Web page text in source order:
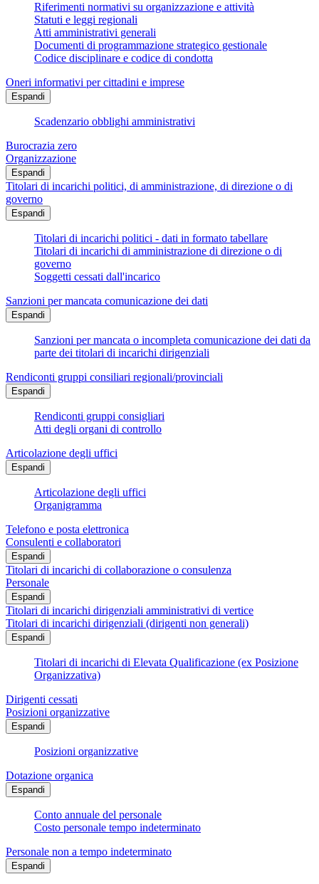
Riferimenti normativi su organizzazione e attività
Statuti e leggi regionali
Atti amministrativi generali
Documenti di programmazione strategico gestionale
Codice disciplinare e codice di condotta
Oneri informativi per cittadini e imprese
Espandi
Scadenzario obblighi amministrativi
Burocrazia zero
Organizzazione
Espandi
Titolari di incarichi politici, di amministrazione, di direzione o di
governo
Espandi
Titolari di incarichi politici - dati in formato tabellare
Titolari di incarichi di amministrazione di direzione o di
governo
Soggetti cessati dall'incarico
Sanzioni per mancata comunicazione dei dati
Espandi
Sanzioni per mancata o incompleta comunicazione dei dati da
parte dei titolari di incarichi dirigenziali
Rendiconti gruppi consiliari regionali/provinciali
Espandi
Rendiconti gruppi consigliari
Atti degli organi di controllo
Articolazione degli uffici
Espandi
Articolazione degli uffici
Organigramma
Telefono e posta elettronica
Consulenti e collaboratori
Espandi
Titolari di incarichi di collaborazione o consulenza
Personale
Espandi
Titolari di incarichi dirigenziali amministrativi di vertice
Titolari di incarichi dirigenziali (dirigenti non generali)
Espandi
Titolari di incarichi di Elevata Qualificazione (ex Posizione
Organizzativa)
Dirigenti cessati
Posizioni organizzative
Espandi
Posizioni organizzative
Dotazione organica
Espandi
Conto annuale del personale
Costo personale tempo indeterminato
Personale non a tempo indeterminato
Espandi